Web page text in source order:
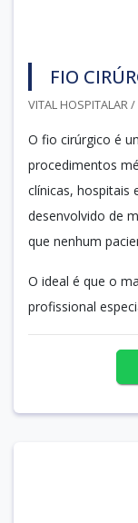
FIO
VITAL HOSPITALAR
O fio cirúrgico é
procedimentos
clínicas, hospitais
desenvolvido de
que nenhum
O ideal é que o
profissional